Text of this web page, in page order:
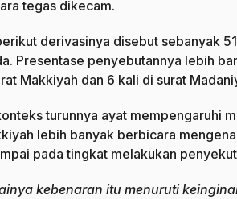
tegas dikecam.
derivasinya disebut sebanyak
Presentase penyebutannya lebih
Makkiyah dan 6 kali di surat
turunnya ayat mempengaruhi
lebih banyak berbicara
pada tingkat melakukan
kebenaran itu menuruti